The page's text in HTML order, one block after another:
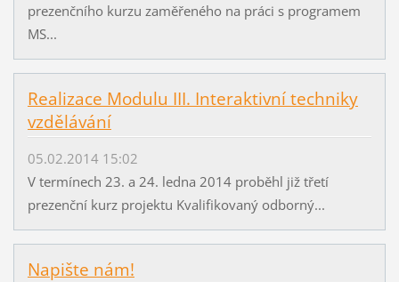
prezenčního kurzu zaměřeného na práci s programem
MS...
Realizace Modulu III. Interaktivní techniky
vzdělávání
05.02.2014 15:02
V termínech 23. a 24. ledna 2014 proběhl již třetí
prezenční kurz projektu Kvalifikovaný odborný...
Napište nám!